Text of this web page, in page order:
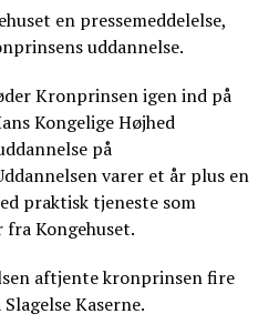
en pressemeddelelse,
uddannelse.
Kronprinsen igen ind på
Kongelige Højhed
på
varer et år plus en
praktisk tjeneste som
Kongehuset.
aftjente kronprinsen fire
Kaserne.